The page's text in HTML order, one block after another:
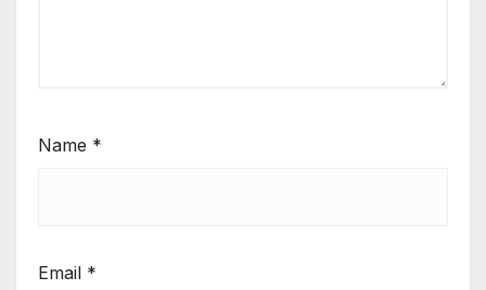
Name *
Email *